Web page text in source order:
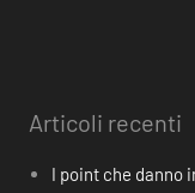
Articoli recenti
I point che danno